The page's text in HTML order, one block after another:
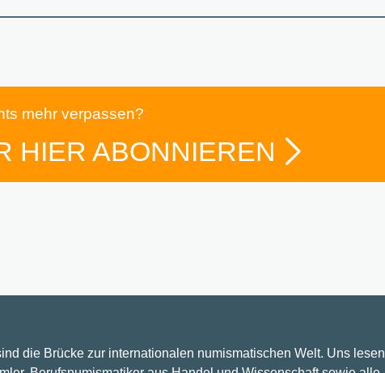
mehr verpassen?
HIER ABONNIEREN
die Brücke zur internationalen numismatischen Welt. Uns lesen